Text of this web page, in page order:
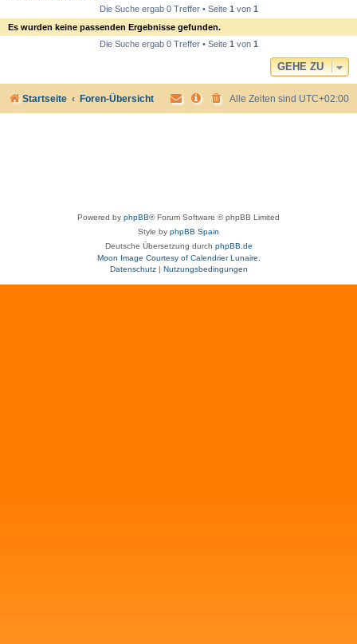
Die Suche ergab 0 Treffer • Seite 1von 1
Es wurden keine passenden Ergebnisse gefunden.
Die Suche ergab 0 Treffer • Seite 1von 1
GEHE ZU
Startseite Foren-Übersicht Alle Zeiten sind UTC+02:00
Powered by phpBB® Forum Software © phpBB Limited
Style by phpBB Spain
Deutsche Übersetzung durch phpBB.de
Moon Image Courtesy of Calendrier Lunaire.
Datenschutz| Nutzungsbedingungen